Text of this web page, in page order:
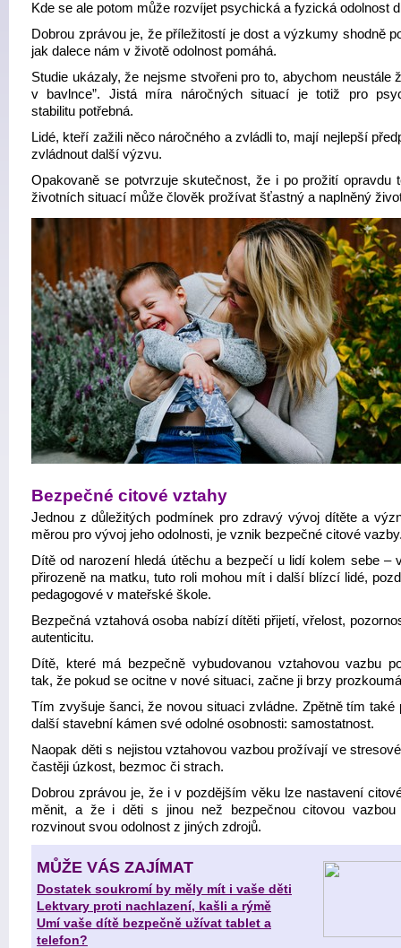
Kde se ale potom může rozvíjet psychická a fyzická odolnost
Dobrou zprávou je, že příležitostí je dost a výzkumy shodně
jak dalece nám v životě odolnost pomáhá.
Studie ukázaly, že nejsme stvořeni pro to, abychom neustále
v bavlnce”. Jistá míra náročných situací je totiž pro
stabilitu potřebná.
Lidé, kteří zažili něco náročného a zvládli to, mají nejlepší
zvládnout další výzvu.
Opakovaně se potvrzuje skutečnost, že i po prožití opravdu
životních situací může člověk prožívat šťastný a naplněný
Bezpečné citové vztahy
Jednou z důležitých podmínek pro zdravý vývoj dítěte a
měrou pro vývoj jeho odolnosti, je vznik bezpečné citové
Dítě od narození hledá útěchu a bezpečí u lidí kolem sebe –
přirozeně na matku, tuto roli mohou mít i další blízcí lidé,
pedagogové v mateřské škole.
Bezpečná vztahová osoba nabízí dítěti přijetí, vřelost,
autenticitu.
Dítě, které má bezpečně vybudovanou vztahovou vazbu
tak, že pokud se ocitne v nové situaci, začne ji brzy
Tím zvyšuje šanci, že novou situaci zvládne. Zpětně tím také
další stavební kámen své odolné osobnosti: samostatnost.
Naopak děti s nejistou vztahovou vazbou prožívají ve
častěji úzkost, bezmoc či strach.
Dobrou zprávou je, že i v pozdějším věku lze nastavení
měnit, a že i děti s jinou než bezpečnou citovou vazbou
rozvinout svou odolnost z jiných zdrojů.
MŮŽE VÁS ZAJÍMAT
Dostatek soukromí by měly mít i vaše děti
Lektvary proti nachlazení, kašli a rýmě
Umí vaše dítě bezpečně užívat tablet a
telefon?